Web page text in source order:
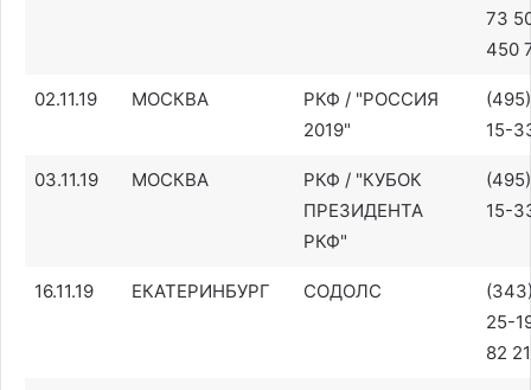
73
450
02.11.19 МОСКВА
РКФ / "РОССИЯ
2019"
15-
03.11.19 МОСКВА
РКФ / "КУБОК
ПРЕЗИДЕНТА
РКФ"
15-
16.11.19 ЕКАТЕРИНБУРГ СОДОЛС
25-
82 21